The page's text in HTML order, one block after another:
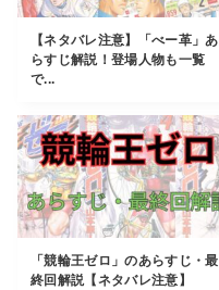
【ネタバレ注意】「べー革」あ
らすじ解説！登場人物も一覧
で...
「競輪王ゼロ」のあらすじ・最
終回解説【ネタバレ注意】